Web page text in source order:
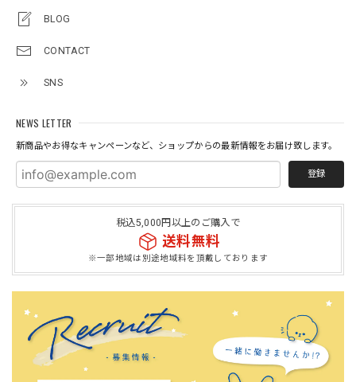
BLOG
CONTACT
SNS
NEWS LETTER
新商品やお得なキャンペーンなど、ショップからの最新情報をお届け致します。
登録
税込5,000円以上のご購入で
送料無料
※一部地域は別途地域料を頂戴しております